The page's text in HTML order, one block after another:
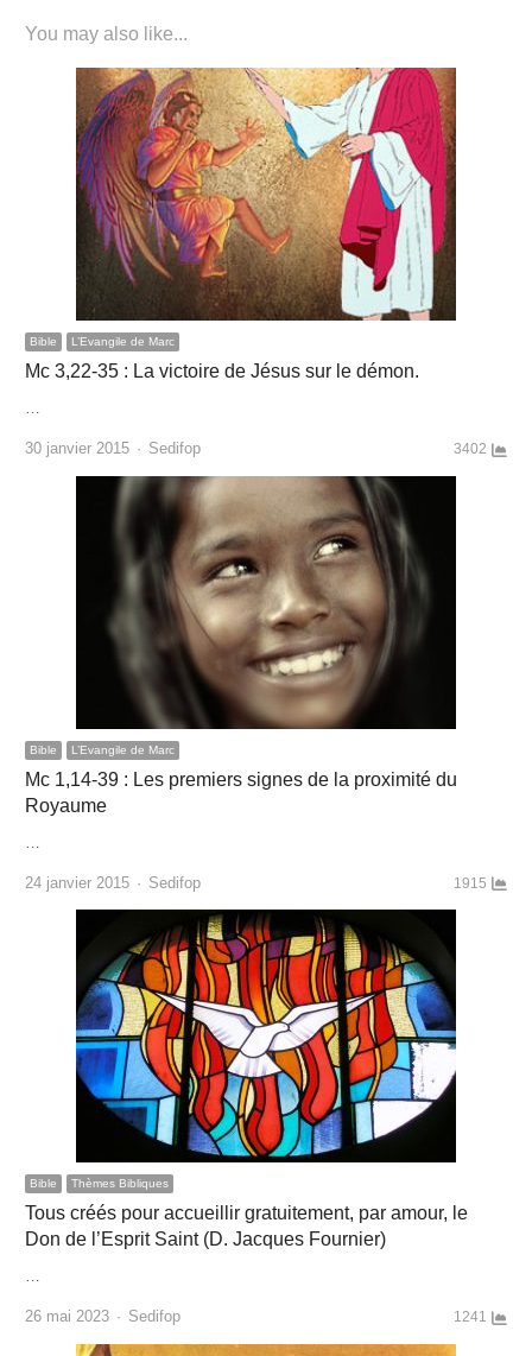
You may also like...
Bible L’Evangile de Marc
Mc 3,22-35 : La victoire de Jésus sur le démon.
30 janvier 2015 Author
Sedifop 3402
Bible L’Evangile de Marc
Mc 1,14-39 : Les premiers signes de la proximité du
Royaume
24 janvier 2015 Author
Sedifop 1915
Bible Thèmes Bibliques
Tous créés pour accueillir gratuitement, par amour, le
Don de l’Esprit Saint (D. Jacques Fournier)
…
26 mai 2023 Author
Sedifop 1241